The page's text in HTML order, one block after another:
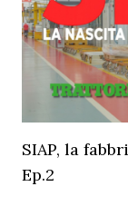
SIAP, la
Ep.2